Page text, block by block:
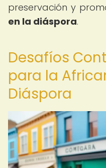
preservación y
en la diáspora.
Desafíos
para la
Diáspora